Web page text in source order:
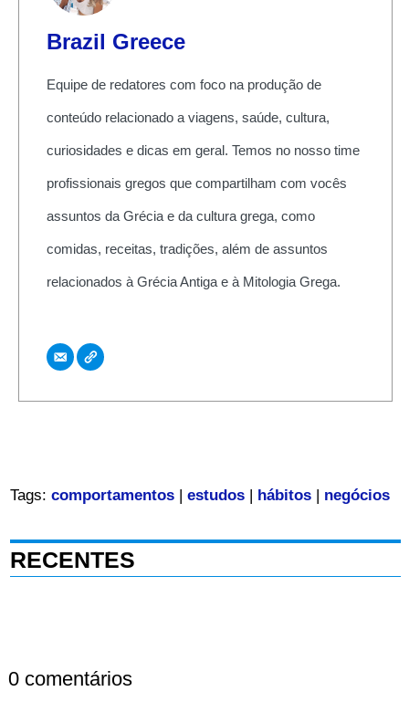
Brazil Greece
Equipe de redatores com foco na produção de
conteúdo relacionado a viagens, saúde, cultura,
curiosidades e dicas em geral. Temos no nosso time
profissionais gregos que compartilham com vocês
assuntos da Grécia e da cultura grega, como
comidas, receitas, tradições, além de assuntos
relacionados à Grécia Antiga e à Mitologia Grega.
Tags: comportamentos| estudos| hábitos| negócios
RECENTES
0 comentários